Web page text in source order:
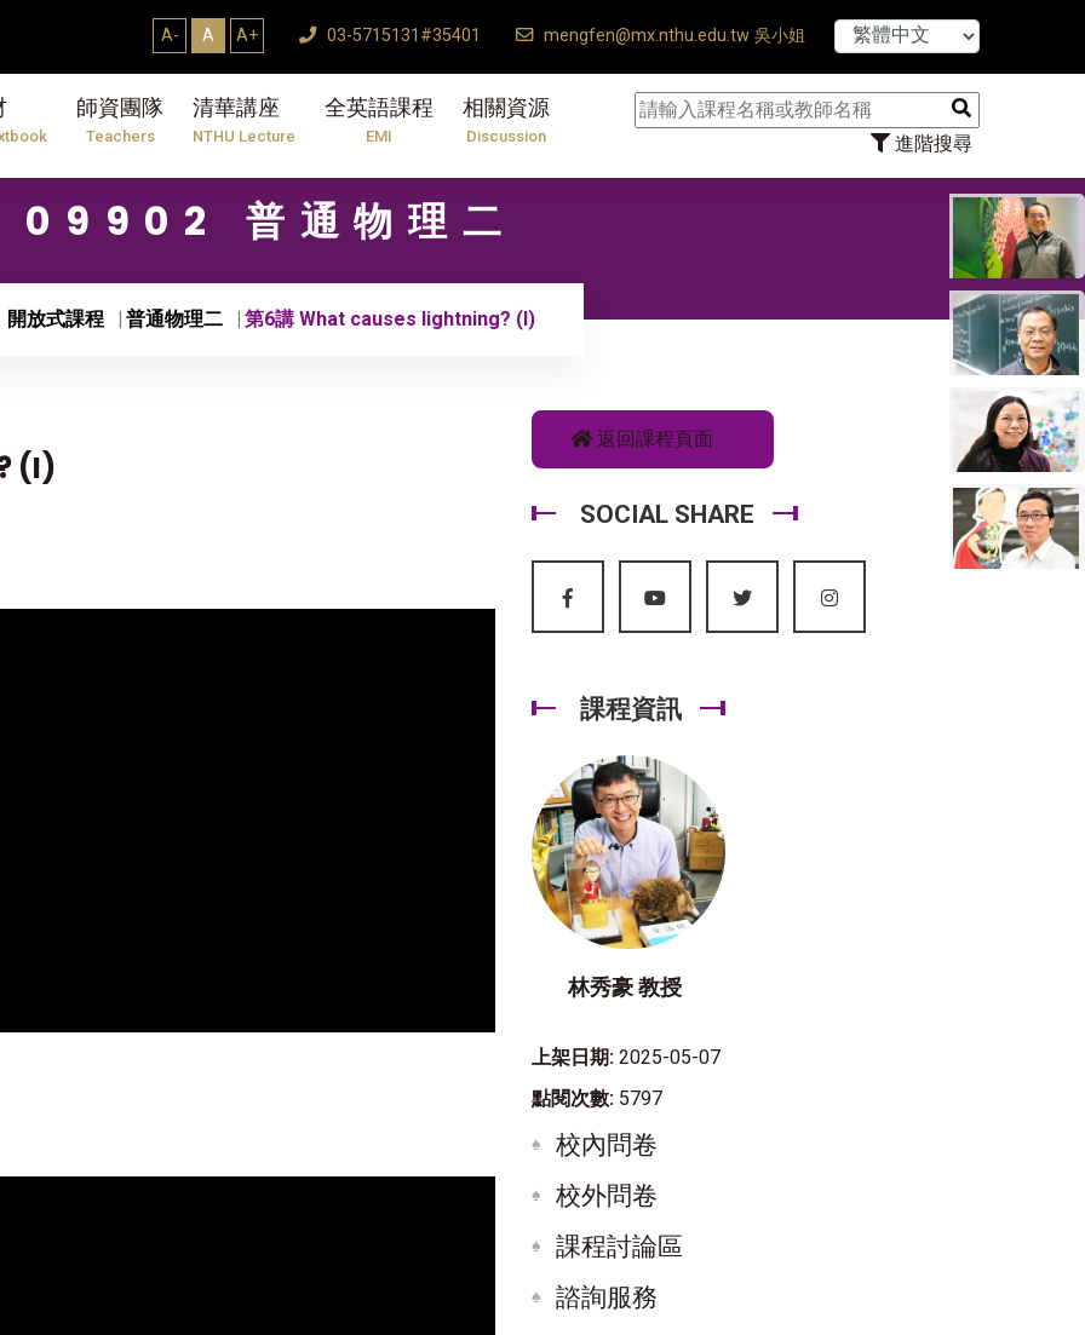
A- A A+ 03-5715131#35401 mengfen@mx.nthu.edu.tw 吳小姐
師資團隊
Teachers
清華講座
NTHU Lecture
全英語課程
EMI
相關資源
Discussion 進階搜尋
【7/31】
09902 普通物理二
開放式課程 普通物理二 第6講 What causes lightning? (I)
(I)
返回課程頁面
SOCIAL SHARE
課程資訊
林秀豪 教授
上架日期: 2025-05-07
點閱次數: 5797
校內問卷
校外問卷
課程討論區
諮詢服務